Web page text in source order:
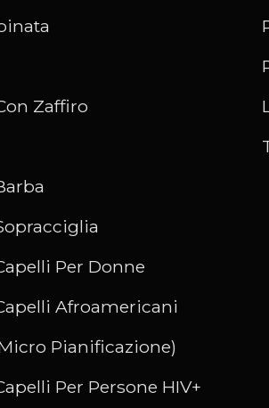
Zaffiro
Per Donne
Afroamericani
Pianificazione)
Per Persone HIV+